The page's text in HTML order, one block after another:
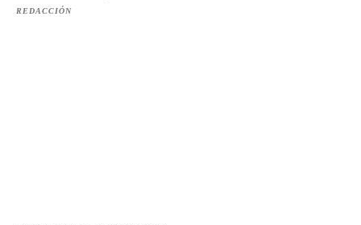
REDACCIÓN